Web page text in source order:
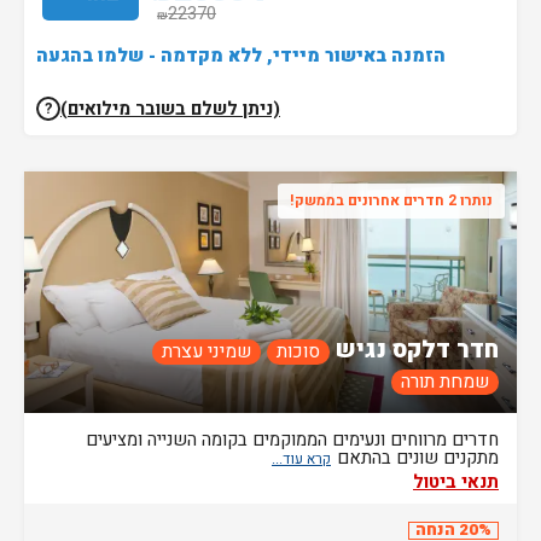
₪22370
הזמנה באישור מיידי, ללא מקדמה - שלמו בהגעה
(ניתן לשלם בשובר מילואים) ?
נותרו 2 חדרים אחרונים בממשק!
חדר דלקס נגיש סוכות
שמיני עצרת
שמחת תורה
חדרים מרווחים ונעימים הממוקמים בקומה השנייה ומציעים
מתקנים שונים בהתאם
תנאי ביטול
20% הנחה